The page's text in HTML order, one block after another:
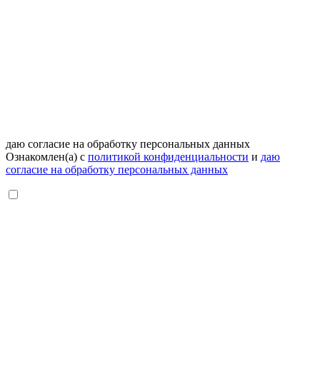
даю согласие на обработку персональных данных
Ознакомлен(а) с политикой конфиденциальности и даю
согласие на обработку персональных данных